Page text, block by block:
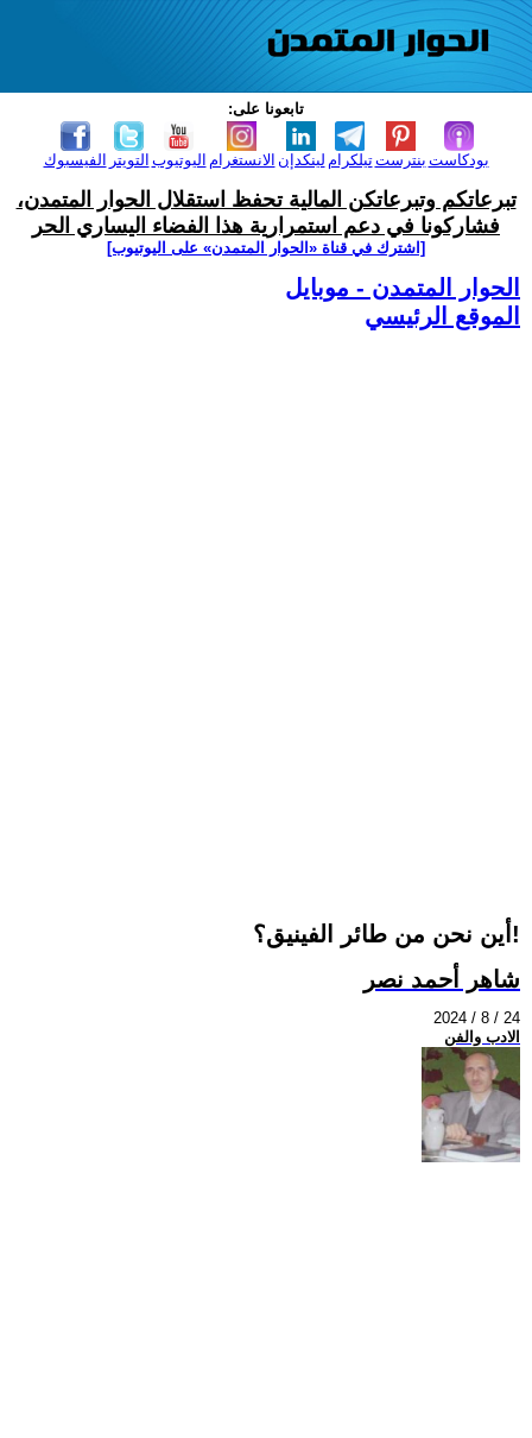
تابعونا على:
الفيسبوك التويتر اليوتيوب الانستغرام لينكدإن تيلكرامبنترست بودكاست
تبرعاتكم وتبرعاتكن المالية تحفظ استقلال الحوار المتمدن،
فشاركونا في دعم استمرارية هذا الفضاء اليساري الحر
[اشترك في قناة ‫«الحوار المتمدن» على اليوتيوب]
الحوار المتمدن - موبايل
الموقع الرئيسي
أين نحن من طائر الفينيق؟!
شاهر أحمد نصر
2024 / 8 / 24
الادب والفن